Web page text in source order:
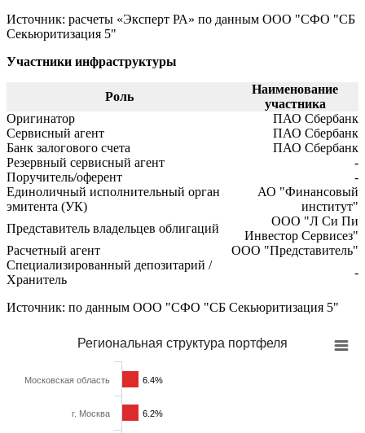
Источник: расчеты «Эксперт РА» по данным ООО "СФО "СБ
Секьюритизация 5"
Участники инфраструктуры
Роль
Наименование
участника
Оригинатор
ПАО Сбербанк
Сервисный агент
ПАО Сбербанк
Банк залогового счета
ПАО Сбербанк
Резервный сервисный агент
-
Поручитель/оферент
-
Единоличный исполнительный орган
эмитента (УК)
АО "Финансовый
институт"
Представитель владельцев облигаций
ООО "Л Си Пи
Инвестор Сервисез"
Расчетный агент
ООО "Представитель"
Специализированный депозитарий /
Хранитель
-
Источник: по данным ООО "СФО "СБ Секьюритизация 5"
Региональная структура портфеля
6.4%
6.4%
6.2%
6.2%
Московская область
г. Москва